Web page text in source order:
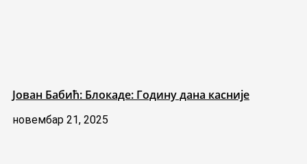
Јован Бабић: Блокаде: Годину дана касније
новембар 21, 2025